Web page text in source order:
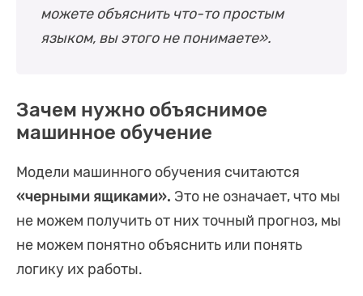
можете объяснить что-то простым
языком, вы этого не понимаете».
Зачем нужно объяснимое
машинное обучение
Модели машинного обучения считаются
«черными ящиками». Это не означает, что мы
не можем получить от них точный прогноз, мы
не можем понятно объяснить или понять
логику их работы.